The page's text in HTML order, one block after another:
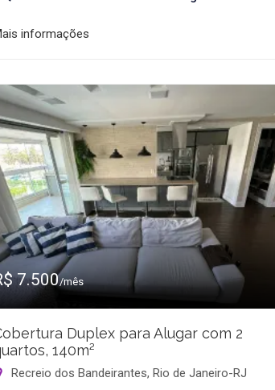
informações
7.500/mês
Duplex para Alugar com 2
140m²
Recreio dos Bandeirantes, Rio de Janeiro-RJ